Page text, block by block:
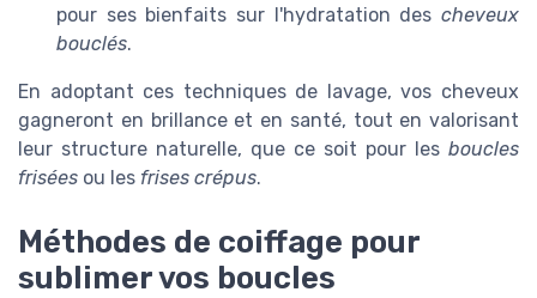
pour ses bienfaits sur l'hydratation des cheveux
bouclés.
En adoptant ces techniques de lavage, vos cheveux
gagneront en brillance et en santé, tout en valorisant
leur structure naturelle, que ce soit pour les boucles
frisées ou les frises crépus.
Méthodes de coiffage pour
sublimer vos boucles